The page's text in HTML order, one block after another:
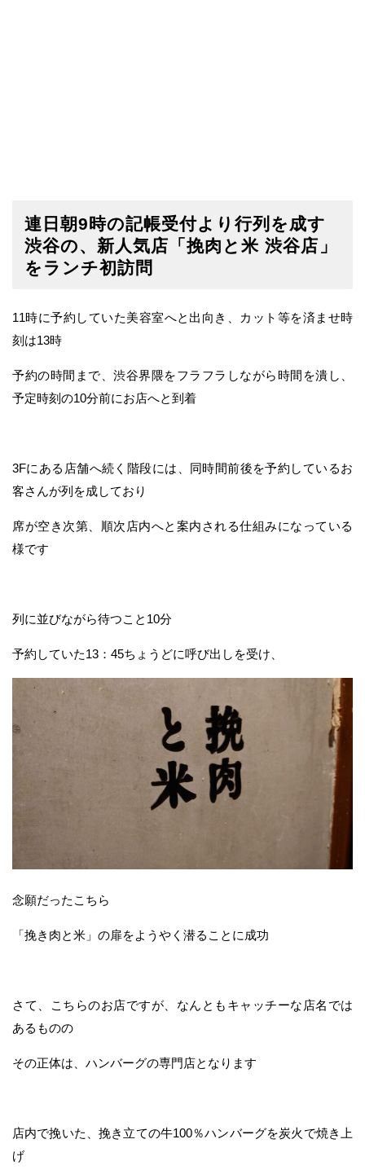
連日朝9時の記帳受付より行列を成す
渋谷の、新人気店「挽肉と米 渋谷店」
をランチ初訪問
11時に予約していた美容室へと出向き、カット等を済ませ時
刻は13時
予約の時間まで、渋谷界隈をフラフラしながら時間を潰し、
予定時刻の10分前にお店へと到着
3Fにある店舗へ続く階段には、同時間前後を予約しているお
客さんが列を成しており
席が空き次第、順次店内へと案内される仕組みになっている
様です
列に並びながら待つこと10分
予約していた13：45ちょうどに呼び出しを受け、
念願だったこちら
「挽き肉と米」の扉をようやく潜ることに成功
さて、こちらのお店ですが、なんともキャッチーな店名では
あるものの
その正体は、ハンバーグの専門店となります
店内で挽いた、挽き立ての牛100％ハンバーグを炭火で焼き上
げ